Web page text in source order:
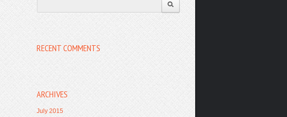
RECENT COMMENTS
ARCHIVES
July 2015